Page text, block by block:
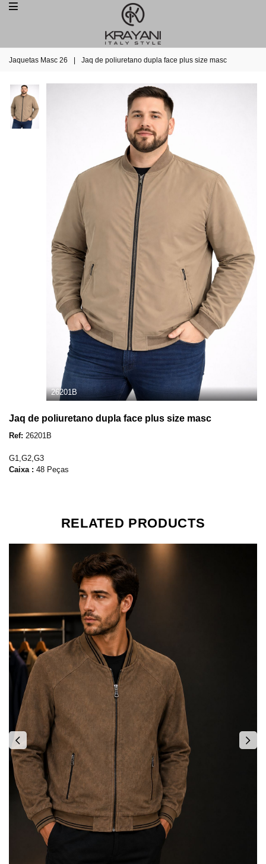
Jaquetas Masc 26 Jaq de poliuretano dupla face plus size masc
26201B
Jaq de poliuretano dupla face plus size masc
Ref: 26201B
G1,G2,G3
Caixa : 48 Peças
RELATED PRODUCTS